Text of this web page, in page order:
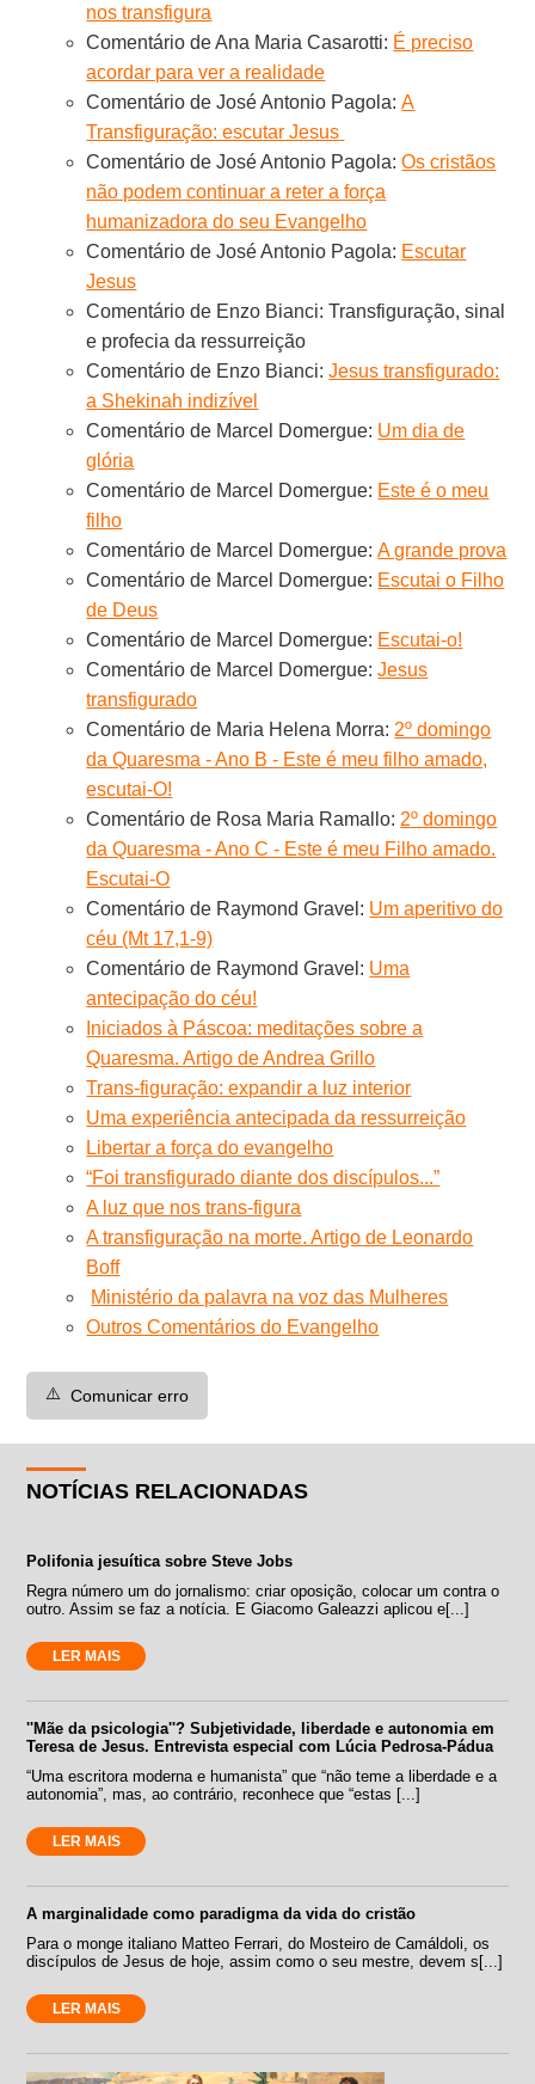
nos transfigura
Comentário de Ana Maria Casarotti: É preciso
acordar para ver a realidade
Comentário de José Antonio Pagola:A
Transfiguração: escutar Jesus
Comentário de José Antonio Pagola:Os cristãos
não podem continuar a reter a força
humanizadora do seu Evangelho
Comentário de José Antonio Pagola: Escutar
Jesus
Comentário de Enzo Bianci: Transfiguração, sinal
e profecia da ressurreição
Comentário de Enzo Bianci:Jesus transfigurado:
a Shekinah indizível
Comentário de Marcel Domergue: Um dia de
glória
Comentário de Marcel Domergue: Este é o meu
filho
Comentário de Marcel Domergue:A grande prova
Comentário de Marcel Domergue: Escutai o Filho
de Deus
Comentário de Marcel Domergue: Escutai-o!
Comentário de Marcel Domergue:Jesus
transfigurado
Comentário de Maria Helena Morra: 2º domingo
da Quaresma - Ano B - Este é meu filho amado,
escutai-O!
Comentário de Rosa Maria Ramallo: 2º domingo
da Quaresma - Ano C - Este é meu Filho amado.
Escutai-O
Comentário de Raymond Gravel: Um aperitivo do
céu (Mt 17,1-9)
Comentário de Raymond Gravel: Uma
antecipação do céu!
Iniciados à Páscoa: meditações sobre a
Quaresma. Artigo de Andrea Grillo
Trans-figuração: expandir a luz interior
Uma experiência antecipada da ressurreição
Libertar a força do evangelho
“Foi transfigurado diante dos discípulos...”
A luz que nos trans-figura
A transfiguração na morte. Artigo de Leonardo
Boff
Ministério da palavra na voz das Mulheres
Outros Comentários do Evangelho
⚠️ Comunicar erro
NOTÍCIAS RELACIONADAS
Polifonia jesuítica sobre Steve Jobs
Regra número um do jornalismo: criar oposição, colocar um contra o
outro. Assim se faz a notícia. E Giacomo Galeazzi aplicou e[...]
LER MAIS
''Mãe da psicologia''? Subjetividade, liberdade e autonomia em
Teresa de Jesus. Entrevista especial com Lúcia Pedrosa-Pádua
“Uma escritora moderna e humanista” que “não teme a liberdade e a
autonomia”, mas, ao contrário, reconhece que “estas [...]
LER MAIS
A marginalidade como paradigma da vida do cristão
Para o monge italiano Matteo Ferrari, do Mosteiro de Camáldoli, os
discípulos de Jesus de hoje, assim como o seu mestre, devem s[...]
LER MAIS